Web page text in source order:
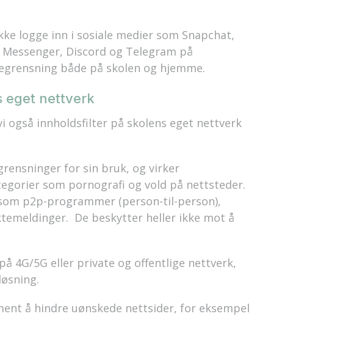
logge inn i sosiale medier som Snapchat,
Discord og Telegram på
både på skolen og hjemme.
eget nettverk
også innholdsfilterpå skolens eget nettverk
for sin bruk, og virker
som pornografi og vold på nettsteder.
p2p-programmer (person-til-person),
De beskytter heller ikke mot å
4G/5G eller private og offentlige nettverk,
å hindre uønskede nettsider, for eksempel